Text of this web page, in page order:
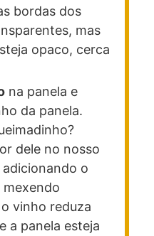
bordas dos
mas
opaco, cerca
na panela e
da panela.
dele no nosso
o
vinho reduza
a panela esteja